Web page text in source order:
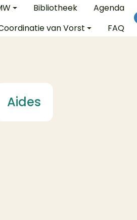
Bibliotheek
Agenda
van Vorst
FAQ
Aides